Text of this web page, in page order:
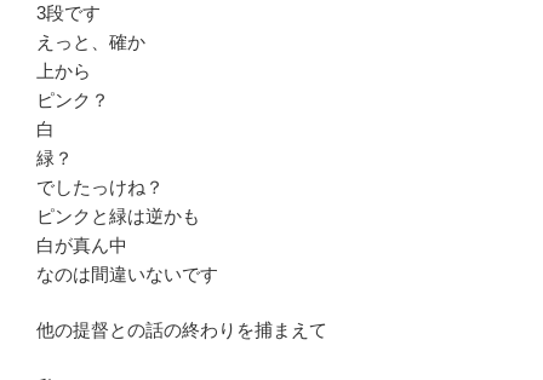
3段です
えっと、確か
上から
ピンク？
白
緑？
でしたっけね？
ピンクと緑は逆かも
白が真ん中
なのは間違いないです
他の提督との話の終わりを捕まえて